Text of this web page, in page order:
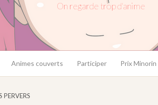
On regarde trop d'anime
Animes couverts Participer Prix Minorin
PERVERS